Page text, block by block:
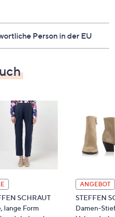
(Rind)
Person in der EU
SCHRAUT
lange Form
ANGEBOT
STEFFEN
Damen-